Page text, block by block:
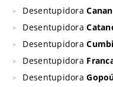
Desentupidora
Desentupidora
Desentupidora
Desentupidora
Desentupidora